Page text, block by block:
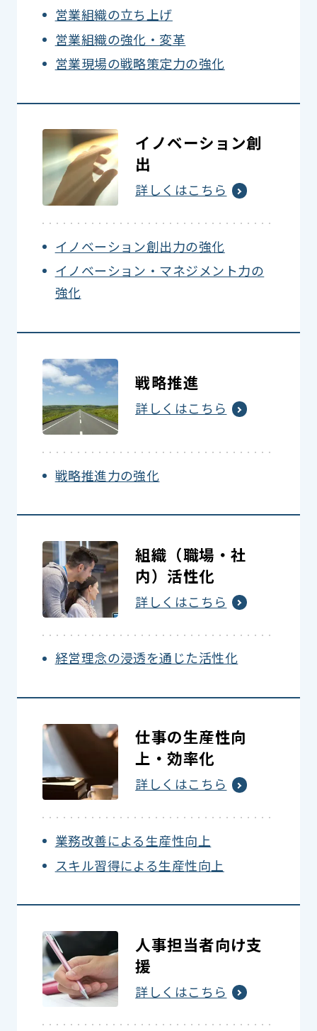
営業組織の立ち上げ
営業組織の強化・変革
営業現場の戦略策定力の強化
イノベーション創
出
詳しくはこちら
イノベーション創出力の強化
イノベーション・マネジメント力の
強化
戦略推進
詳しくはこちら
戦略推進力の強化
組織（職場・社
内）活性化
詳しくはこちら
経営理念の浸透を通じた活性化
仕事の生産性向
上・効率化
詳しくはこちら
業務改善による生産性向上
スキル習得による生産性向上
人事担当者向け支
援
詳しくはこちら